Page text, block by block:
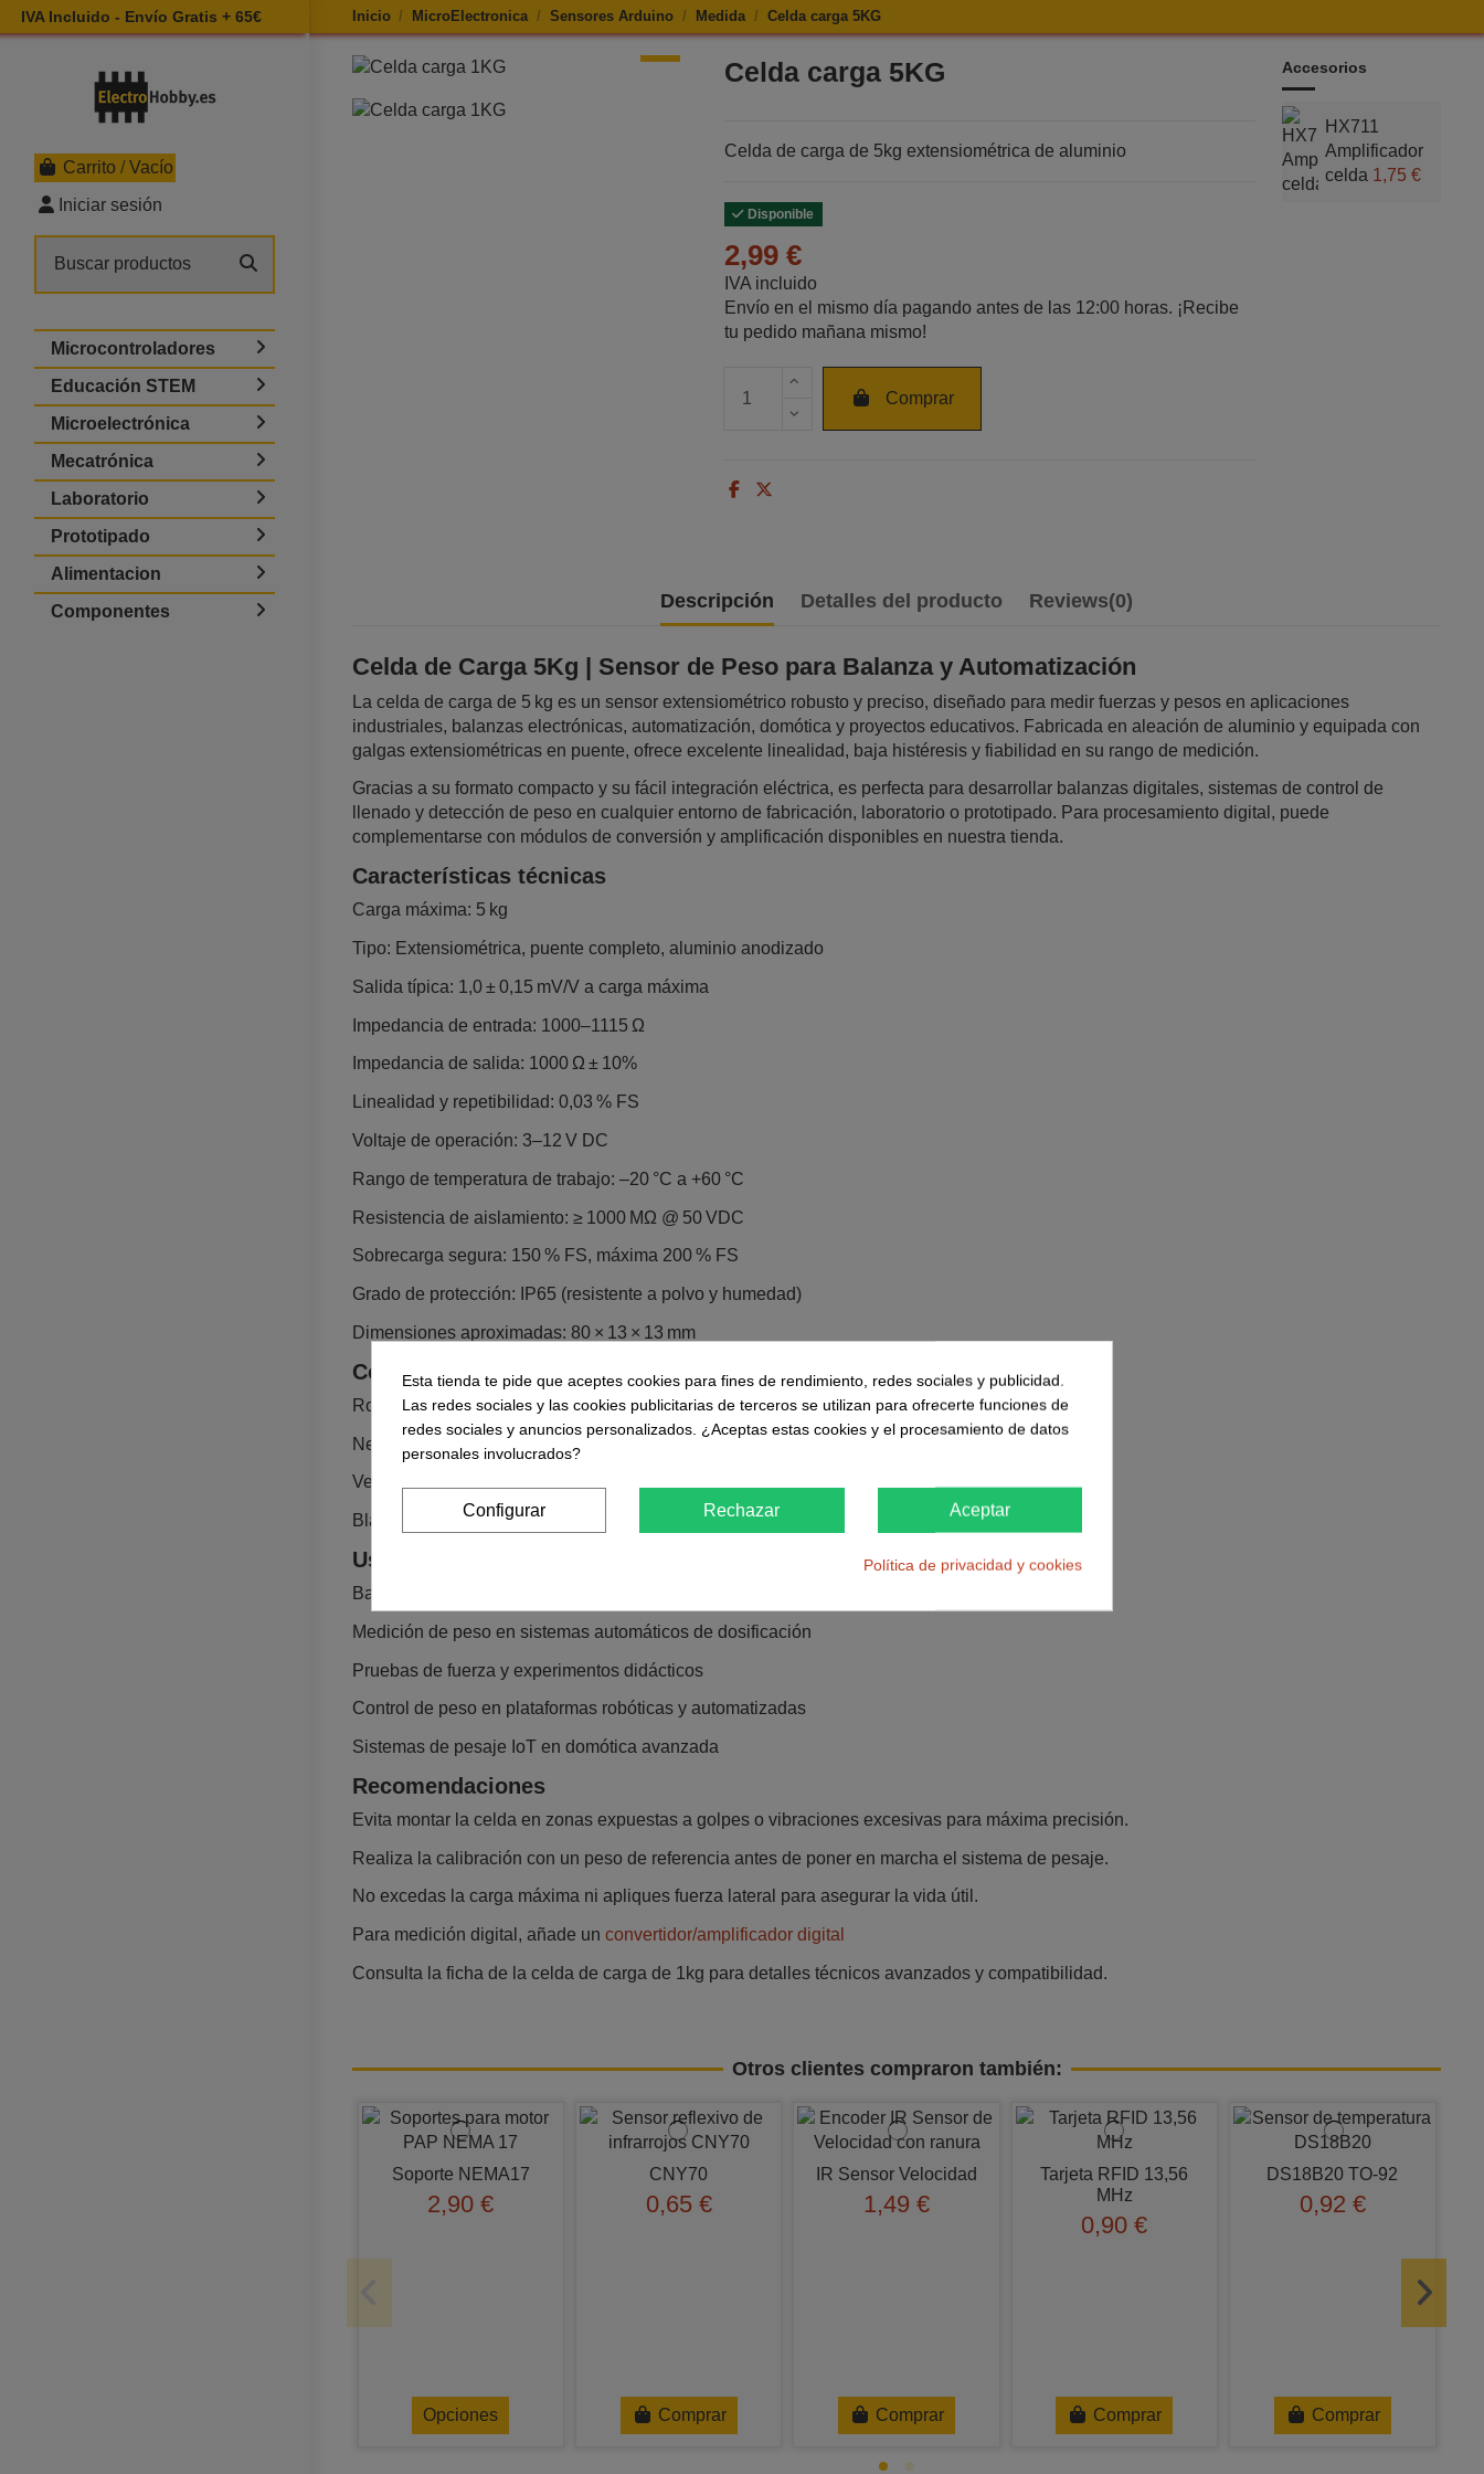
IVA Incluido - Envío Gratis + 65€
Carrito /Vacío
Iniciar sesión
Microcontroladores
Educación STEM
Microelectrónica
Mecatrónica
Laboratorio
Prototipado
Alimentacion
Componentes
Inicio MicroElectronica Sensores Arduino Medida Celda carga 5KG
Ampliar imagen de Celda carga 5KG Celda carga 5KG
Celda de carga de 5kg extensiométrica de aluminio
Disponible
2,99 €
IVA incluido
Envío en el mismo día pagando antes de las 12:00 horas. ¡Recibe
tu pedido mañana mismo!
Cantidad de unidades
Comprar
Accesorios
HX711
Amplificador
celda 1,75 €
Descripción Detalles del producto Reviews(0)
Celda de Carga 5Kg | Sensor de Peso para Balanza y Automatización
La celda de carga de 5 kg es un sensor extensiométrico robusto y preciso, diseñado para medir fuerzas y pesos en aplicaciones
industriales, balanzas electrónicas, automatización, domótica y proyectos educativos. Fabricada en aleación de aluminio y equipada con
galgas extensiométricas en puente, ofrece excelente linealidad, baja histéresis y fiabilidad en su rango de medición.
Gracias a su formato compacto y su fácil integración eléctrica, es perfecta para desarrollar balanzas digitales, sistemas de control de
llenado y detección de peso en cualquier entorno de fabricación, laboratorio o prototipado. Para procesamiento digital, puede
complementarse con módulos de conversión y amplificación disponibles en nuestra tienda.
Características técnicas
Carga máxima: 5 kg
Tipo: Extensiométrica, puente completo, aluminio anodizado
Salida típica: 1,0 ± 0,15 mV/V a carga máxima
Impedancia de entrada: 1000–1115 Ω
Impedancia de salida: 1000 Ω ± 10%
Linealidad y repetibilidad: 0,03 % FS
Voltaje de operación: 3–12 V DC
Rango de temperatura de trabajo: –20 °C a +60 °C
Resistencia de aislamiento: ≥ 1000 MΩ @ 50 VDC
Sobrecarga segura: 150 % FS, máxima 200 % FS
Grado de protección: IP65 (resistente a polvo y humedad)
Dimensiones aproximadas: 80 × 13 × 13 mm
Configuración de pines (4 hilos):
Rojo: Excitación +
Negro: Excitación –
Verde: Señal +
Blanco: Señal –
Usos recomendados
Balanzas electrónicas de cocina, laboratorio o industria
Medición de peso en sistemas automáticos de dosificación
Pruebas de fuerza y experimentos didácticos
Control de peso en plataformas robóticas y automatizadas
Sistemas de pesaje IoT en domótica avanzada
Recomendaciones
Evita montar la celda en zonas expuestas a golpes o vibraciones excesivas para máxima precisión.
Realiza la calibración con un peso de referencia antes de poner en marcha el sistema de pesaje.
No excedas la carga máxima ni apliques fuerza lateral para asegurar la vida útil.
Para medición digital, añade un convertidor/amplificador digital
Consulta la ficha de la celda de carga de 1kg para detalles técnicos avanzados y compatibilidad.
Otros clientes compraron también:
Soporte NEMA17
2,90 €
Opciones
CNY70
0,65 €
Comprar
IR Sensor Velocidad
1,49 €
Comprar
Tarjeta RFID 13,56
MHz
0,90 €
Comprar
DS18B20 TO-92
0,92 €
Comprar
Esta tienda te pide que aceptes cookies para fines de rendimiento, redes sociales y publicidad.
Las redes sociales y las cookies publicitarias de terceros se utilizan para ofrecerte funciones de
redes sociales y anuncios personalizados. ¿Aceptas estas cookies y el procesamiento de datos
personales involucrados?
Configurar Rechazar Aceptar
Política de privacidad y cookies